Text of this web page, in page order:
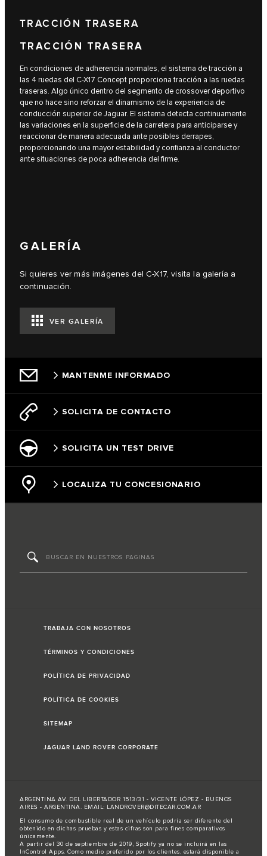
TRACCIÓN TRASERA
TRACCIÓN TRASERA
En condiciones de adherencia normales, el sistema de tracción a
las 4 ruedas del C-X17 Concept proporciona tracción a las ruedas
traseras. Algo único dentro del segmento de crossover deportivo
que no hace sino reforzar el dinamismo de la experiencia de
conducción superior de Jaguar. El sistema detecta continuamente
las variaciones en la superficie de la carretera para anticiparse y
reaccionar de manera adecuada ante posibles derrapes,
proporcionando una mayor estabilidad y confianza al conductor
ante situaciones de poca adherencia del firme.
GALERÍA
Si quieres ver más imágenes del C-X17, visita la galería a
continuación.
VER GALERÍA
MANTENME INFORMADO
SOLICITA DE CONTACTO
SOLICITA UN TEST DRIVE
LOCALIZA TU CONCESIONARIO
TRABAJA CON NOSOTROS
TÉRMINOS Y CONDICIONES
POLÍTICA DE PRIVACIDAD
POLÍTICA DE COOKIES
SITEMAP
JAGUAR LAND ROVER CORPORATE
ARGENTINA AV. DEL LIBERTADOR 1513/31 - VICENTE LÓPEZ - BUENOS
AIRES - ARGENTINA. EMAIL: LANDROVER@DITECAR.COM.AR
El consumo de combustible real de un vehículo podría ser diferente del
obtenido en dichas pruebas y estas cifras son para fines comparativos
únicamente.
A partir del 30 de septiembre de 2019, Spotify ya no se incluirá en las
InControl Apps. Como medio preferido por los clientes, estará disponible a